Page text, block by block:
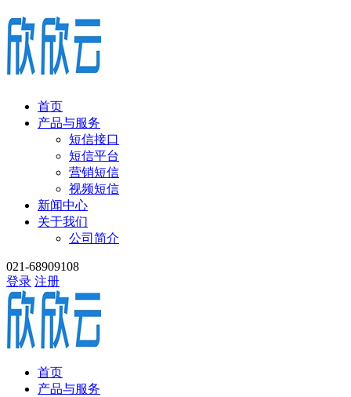
首页
产品与服务
短信接口
短信平台
营销短信
视频短信
新闻中心
关于我们
公司简介
021-68909108
登录 注册
首页
产品与服务